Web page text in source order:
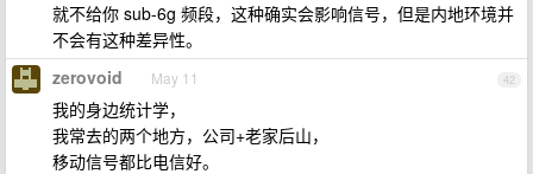
就不给你 sub-6g 频段，这种确实会影响信号，但是内地环境并
不会有这种差异性。
42
zerovoid May 11
我的身边统计学，
我常去的两个地方，公司+老家后山，
移动信号都比电信好。